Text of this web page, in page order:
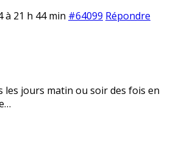
à 21 h 44 min #64099 Répondre
les jours matin ou soir des fois en